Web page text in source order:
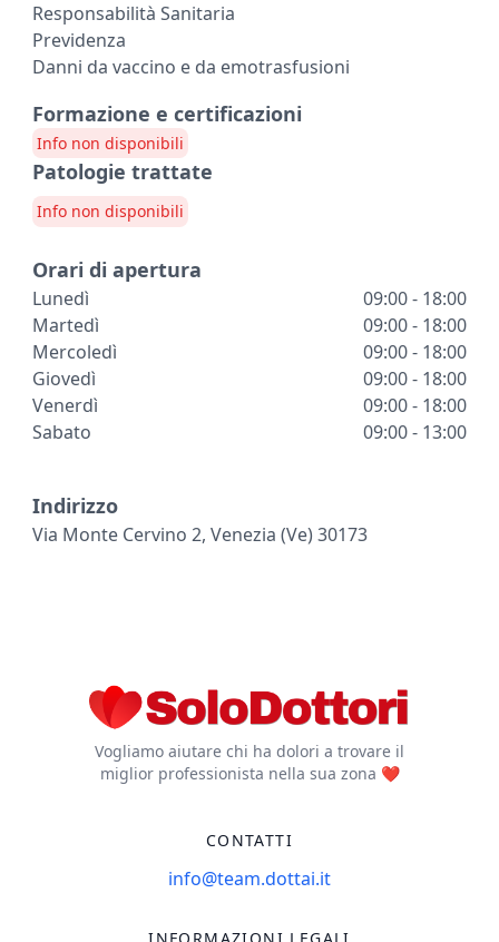
Responsabilità Sanitaria
Previdenza
Danni da vaccino e da emotrasfusioni
Formazione e certificazioni
Info non disponibili
Patologie trattate
Info non disponibili
Orari di apertura
Lunedì
09:00 - 18:00
Martedì
09:00 - 18:00
Mercoledì
09:00 - 18:00
Giovedì
09:00 - 18:00
Venerdì
09:00 - 18:00
Sabato
09:00 - 13:00
Indirizzo
Via Monte Cervino 2, Venezia (ve) 30173
Vogliamo aiutare chi ha dolori a trovare il
miglior professionista nella sua zona ❤️
CONTATTI
info@team.dottai.it